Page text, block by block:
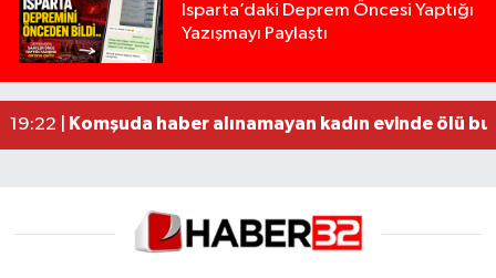
Isparta’daki Deprem Öncesi Yaptığı
Yazışmayı Paylaştı
12:48 |Tur teknesi çalışanlarının birbirine girdiği kavga
02:26 |MOTOSİKLETLE ÇARPIŞAN OTOMOBİL GÜL
19:22 | Komşuda haber alınamayan kadın evinde ölü
13:00 |Yığılca'da kardeşler arasındaki silahlı kavgada